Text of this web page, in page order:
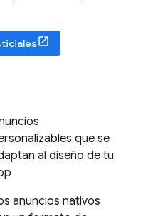
que se
al diseño de tu
anuncios nativos